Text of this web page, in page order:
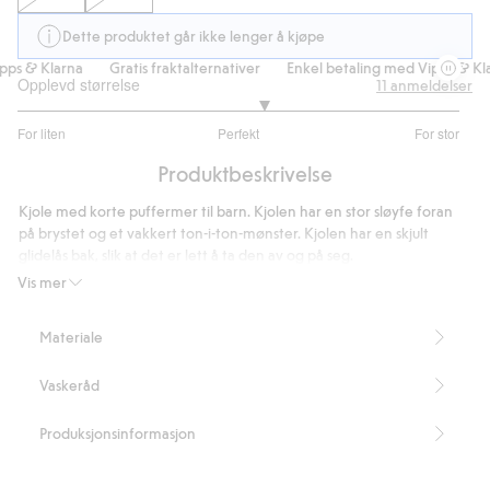
Dette produktet går ikke lenger å kjøpe
& Klarna
Gratis fraktalternativer Enkel betaling med Vipps &
Opplevd størrelse
For liten Perfekt For stor
av
9
stemmer
11 anmeldelser
Produktbeskrivelse
Vis mer
Kjole med korte puffermer til barn. Kjolen har en stor sløyfe foran
på brystet og et vakkert ton-i-ton-mønster. Kjolen har en skjult
Artikkelnummer
Materiale
Vaskeråd
Produksjonsinformasjon